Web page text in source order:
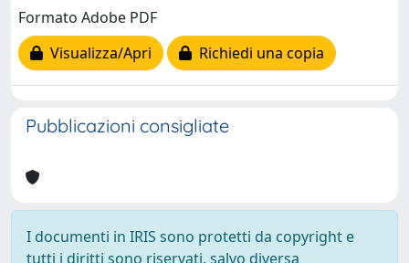
Formato Adobe PDF
Visualizza/Apri
Richiedi una copia
Pubblicazioni consigliate
I documenti in IRIS sono protetti da copyright e
tutti i diritti sono riservati, salvo diversa